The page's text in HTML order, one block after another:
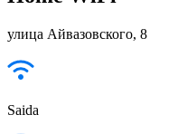
улица Айвазовского, 8
Saida